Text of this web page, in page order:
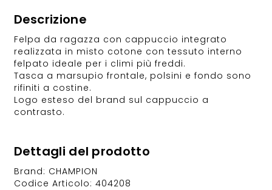
Descrizione
Felpa da ragazza con cappuccio integrato
realizzata in misto cotone con tessuto interno
felpato ideale per i climi più freddi.
Tasca a marsupio frontale, polsini e fondo sono
rifiniti a costine.
Logo esteso del brand sul cappuccio a
contrasto.
Dettagli del prodotto
Brand: CHAMPION
Codice Articolo: 404208